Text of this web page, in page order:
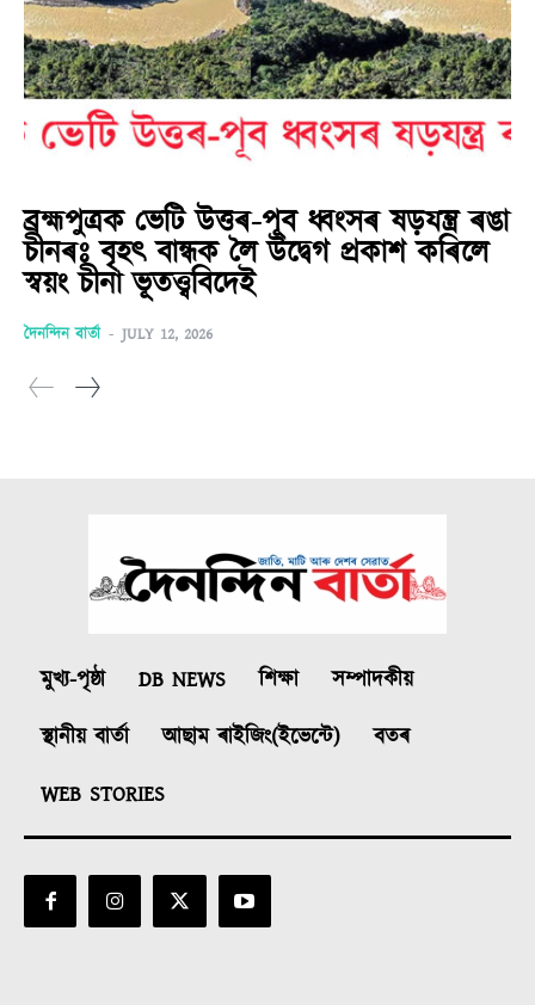
ব্ৰহ্মপুত্ৰক ভেটি উত্তৰ-পূব ধ্বংসৰ ষড়যন্ত্ৰ ৰঙা
চীনৰঃ বৃহৎ বান্ধক লৈ উদ্বেগ প্ৰকাশ কৰিলে
স্বয়ং চীনা ভূতত্ত্ববিদেই
দৈনন্দিন বাৰ্তা - JULY 12, 2026
মুখ্য-পৃষ্ঠা DB NEWS শিক্ষা
সম্পাদকীয়
স্থানীয় বাৰ্তা
আছাম ৰাইজিং(ইভেন্টে)
বতৰ
WEB STORIES